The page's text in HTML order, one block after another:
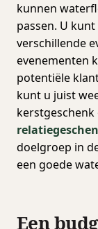
kunnen
passen. U
verschillende
evenementen
potentiële
kunt u juist
kerstgeschenk
doelgroep in
een goede
Een